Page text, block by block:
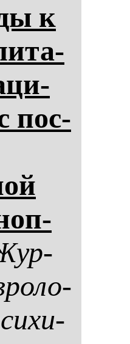
к
пос­